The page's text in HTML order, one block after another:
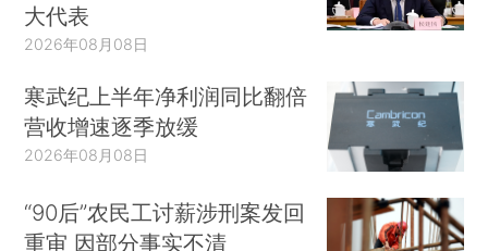
大代表
2026年08月08日
寒武纪上半年净利润同比翻倍
营收增速逐季放缓
2026年08月08日
“90后”农民工讨薪涉刑案发回
重审 因部分事实不清